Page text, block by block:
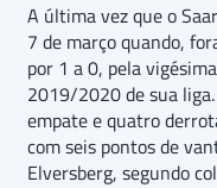
A última vez que o
7 de março quando,
por 1 a 0, pela
2019/2020 de sua
empate e quatro
com seis pontos de
Elversberg, segundo